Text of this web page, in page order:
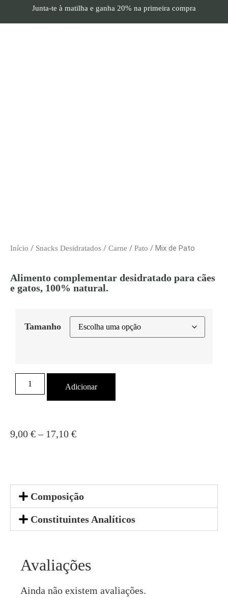
Junta-te à matilha e ganha 20% na primeira compra
Início / Snacks Desidratados / Carne / Pato / Mix de Pato
Alimento complementar desidratado para cães
e gatos, 100% natural.
Tamanho
Adicionar
9,00 € – 17,10 €
Composição
Constituintes Analíticos
Avaliações
Ainda não existem avaliações.